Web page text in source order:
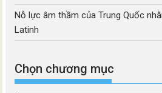
Nỗ lực âm thầm của Trung Quốc
Latinh
Chọn chương mục